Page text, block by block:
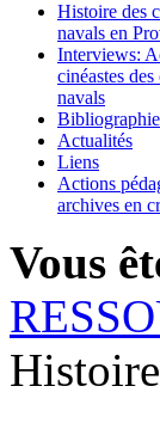
Histoire des
navals en
Interviews:
cinéastes
navals
Bibliographie
Actualités
Liens
Actions
archives en
Vous